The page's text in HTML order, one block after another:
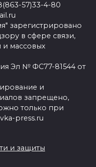
57)33-4-80
зарегистрировано
в сфере связи,
массовых
Эл № ФС77-81544 от
и
запрещено,
только при
press.ru
и защиты